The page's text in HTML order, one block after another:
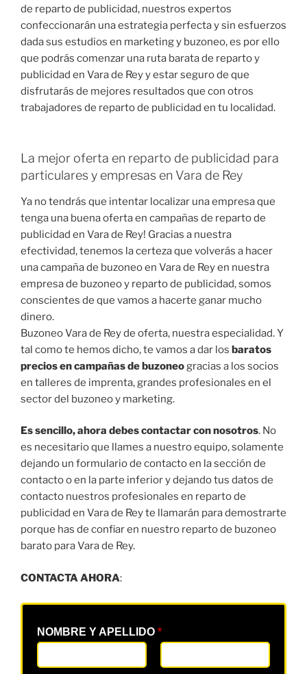
de reparto de publicidad, nuestros expertos
confeccionarán una estrategia perfecta y sin esfuerzos
dada sus estudios en marketing y buzoneo, es por ello
que podrás comenzar una ruta barata de reparto y
publicidad en Vara de Rey y estar seguro de que
disfrutarás de mejores resultados que con otros
trabajadores de reparto de publicidad en tu localidad.
La mejor oferta en reparto de publicidad para
particulares y empresas en Vara de Rey
Ya no tendrás que intentar localizar una empresa que
tenga una buena oferta en campañas de reparto de
publicidad en Vara de Rey! Gracias a nuestra
efectividad, tenemos la certeza que volverás a hacer
una campaña de buzoneo en Vara de Rey en nuestra
empresa de buzoneo y reparto de publicidad, somos
conscientes de que vamos a hacerte ganar mucho
dinero.
Buzoneo Vara de Rey de oferta, nuestra especialidad. Y
tal como te hemos dicho, te vamos a dar los baratos
precios en campañas de buzoneogracias a los socios
en talleres de imprenta, grandes profesionales en el
sector del buzoneo y marketing.
Es sencillo, ahora debes contactar con nosotros. No
es necesitario que llames a nuestro equipo, solamente
dejando un formulario de contacto en la sección de
contacto o en la parte inferior y dejando tus datos de
contacto nuestros profesionales en reparto de
publicidad en Vara de Rey te llamarán para demostrarte
porque has de confiar en nuestro reparto de buzoneo
barato para Vara de Rey.
CONTACTA AHORA:
NOMBRE Y APELLIDO *